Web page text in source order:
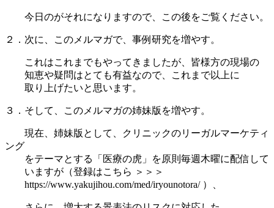
今日のがそれになりますので、この後をご覧ください。
２．次に、このメルマガで、事例研究を増やす。
これはこれまでもやってきましたが、皆様方の現場の
知恵や疑問はとても有益なので、これまで以上に
取り上げたいと思います。
３．そして、このメルマガの姉妹版を増やす。
現在、姉妹版として、クリニックのリーガルマーケティ
ング
をテーマとする「医療の虎」を原則毎週木曜に配信して
いますが（登録はこちら ＞＞＞
https://www.yakujihou.com/med/iryounotora/ ）、